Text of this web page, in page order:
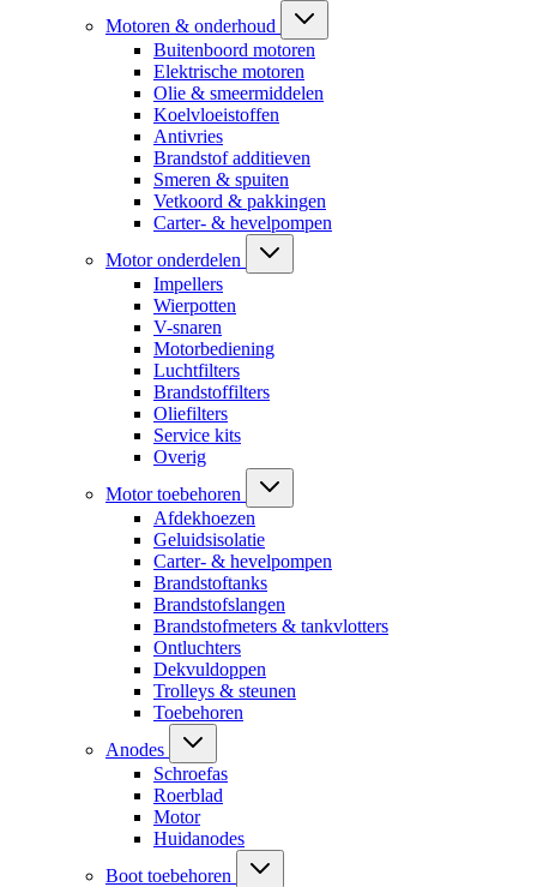
Motoren & onderhoud
Buitenboord motoren
Elektrische motoren
Olie & smeermiddelen
Koelvloeistoffen
Antivries
Brandstof additieven
Smeren & spuiten
Vetkoord & pakkingen
Carter- & hevelpompen
Motor onderdelen
Impellers
Wierpotten
V-snaren
Motorbediening
Luchtfilters
Brandstoffilters
Oliefilters
Service kits
Overig
Motor toebehoren
Afdekhoezen
Geluidsisolatie
Carter- & hevelpompen
Brandstoftanks
Brandstofslangen
Brandstofmeters & tankvlotters
Ontluchters
Dekvuldoppen
Trolleys & steunen
Toebehoren
Anodes
Schroefas
Roerblad
Motor
Huidanodes
Boot toebehoren